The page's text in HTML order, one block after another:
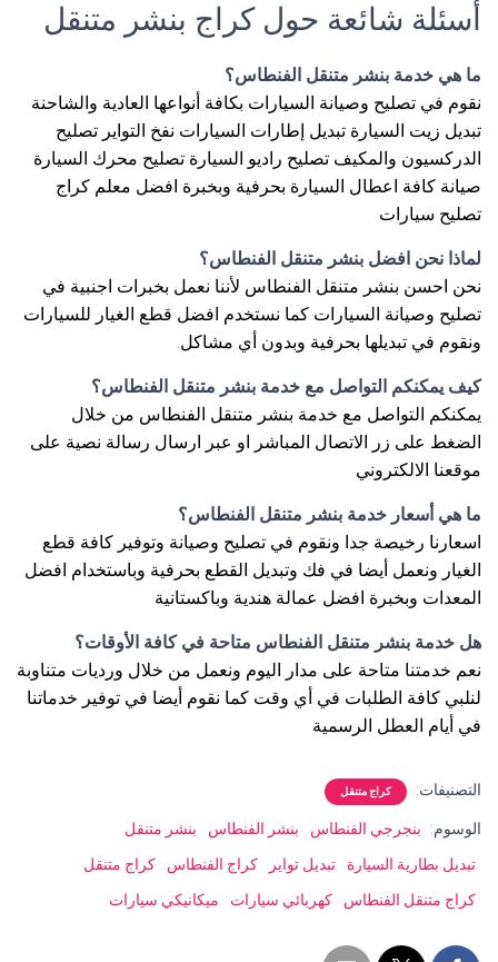
أسئلة شائعة حول كراج بنشر متنقل
ما هي خدمة بنشر متنقل الفنطاس؟
نقوم في تصليح وصيانة السيارات بكافة أنواعها العادية والشاحنة
تبديل زيت السيارة تبديل إطارات السيارات نفخ التواير تصليح
الدركسيون والمكيف تصليح راديو السيارة تصليح محرك السيارة
صيانة كافة اعطال السيارة بحرفية وبخبرة افضل معلم كراج
تصليح سيارات
لماذا نحن افضل بنشر متنقل الفنطاس؟
نحن احسن بنشر متنقل الفنطاس لأننا نعمل بخبرات اجنبية في
تصليح وصيانة السيارات كما نستخدم افضل قطع الغيار للسيارات
ونقوم في تبديلها بحرفية وبدون أي مشاكل.
كيف يمكنكم التواصل مع خدمة بنشر متنقل الفنطاس؟
يمكنكم التواصل مع خدمة بنشر متنقل الفنطاس من خلال
الضغط على زر الاتصال المباشر او عبر ارسال رسالة نصية على
موقعنا الالكتروني
ما هي أسعار خدمة بنشر متنقل الفنطاس؟
اسعارنا رخيصة جدا ونقوم في تصليح وصيانة وتوفير كافة قطع
الغيار ونعمل أيضا في فك وتبديل القطع بحرفية وباستخدام افضل
المعدات وبخبرة افضل عمالة هندية وباكستانية
هل خدمة بنشر متنقل الفنطاس متاحة في كافة الأوقات؟
نعم خدمتنا متاحة على مدار اليوم ونعمل من خلال ورديات متناوبة
لنلبي كافة الطلبات في أي وقت كما نقوم أيضا في توفير خدماتنا
في أيام العطل الرسمية
التصنيفات: كراج متنقل
الوسوم: بنجرجي الفنطاس بنشر الفنطاس
بنشر متنقل
تبديل بطارية السيارة
تبديل تواير كراج الفنطاس
كراج متنقل
كراج متنقل الفنطاس
كهربائي سيارات ميكانيكي سيارات